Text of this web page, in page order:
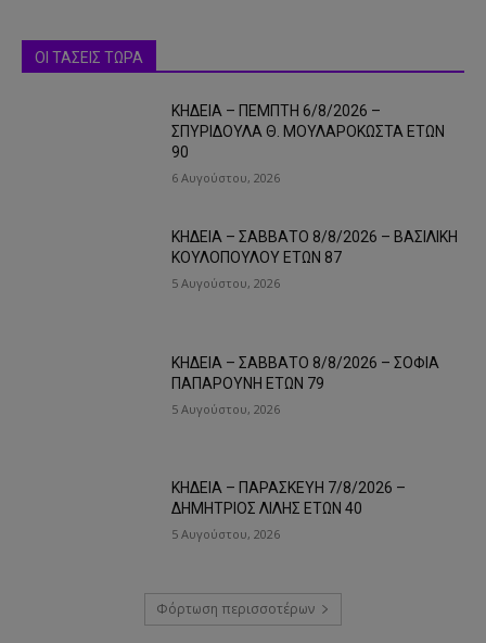
ΟΙ ΤΑΣΕΙΣ ΤΩΡΑ
ΚΗΔΕΙΑ – ΠΕΜΠΤΗ 6/8/2026 –
ΣΠΥΡΙΔΟΥΛΑ Θ. ΜΟΥΛΑΡΟΚΩΣΤΑ ΕΤΩΝ
90
6 Αυγούστου, 2026
ΚΗΔΕΙΑ – ΣΑΒΒΑΤΟ 8/8/2026 – ΒΑΣΙΛΙΚΗ
ΚΟΥΛΟΠΟΥΛΟΥ ΕΤΩΝ 87
5 Αυγούστου, 2026
ΚΗΔΕΙΑ – ΣΑΒΒΑΤΟ 8/8/2026 – ΣΟΦΙΑ
ΠΑΠΑΡΟΥΝΗ ΕΤΩΝ 79
5 Αυγούστου, 2026
ΚΗΔΕΙΑ – ΠΑΡΑΣΚΕΥΗ 7/8/2026 –
ΔΗΜΗΤΡΙΟΣ ΛΙΛΗΣ ΕΤΩΝ 40
5 Αυγούστου, 2026
Φόρτωση περισσοτέρων